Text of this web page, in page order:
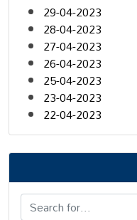
29-04-2023
28-04-2023
27-04-2023
26-04-2023
25-04-2023
23-04-2023
22-04-2023